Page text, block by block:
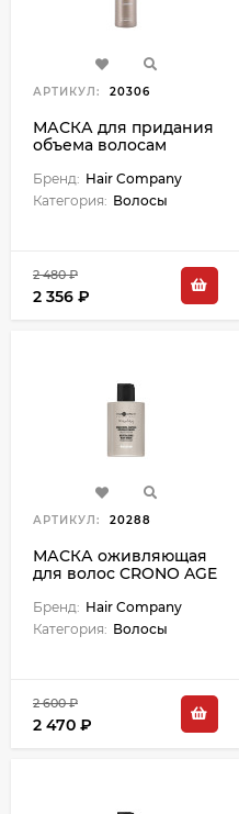
АРТИКУЛ: 20306
МАСКА для придания
объема волосам
мл
Бренд: Hair Company
Категория: Волосы
2 480 ₽
2 356 ₽
АРТИКУЛ: 20288
МАСКА оживляющая
для волос CRONO AGE
Бренд: Hair Company
Категория: Волосы
2 600 ₽
2 470 ₽